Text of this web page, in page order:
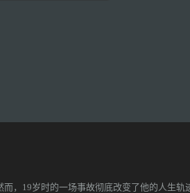
，19岁时的一场事故彻底改变了他的人